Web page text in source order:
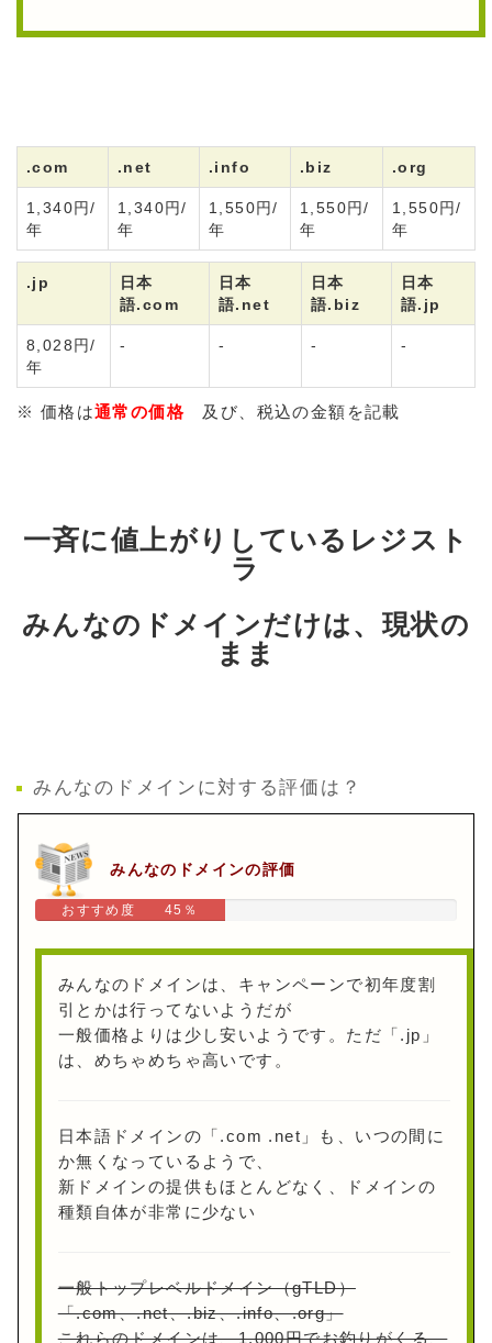
.com .net .info .biz .org
1,340円/
年
1,340円/
年
1,550円/
年
1,550円/
年
1,550円/
年
.jp
日本
語.com
日本
語.net
日本
語.biz
日本
語.jp
8,028円/
年
- - - -
※ 価格は通常の価格 及び、税込の金額を記載
一斉に値上がりしているレジスト
ラ
みんなのドメインだけは、現状の
まま
みんなのドメインに対する評価は？
みんなのドメインの評価
おすすめ度 45％
みんなのドメインは、キャンペーンで初年度割
引とかは行ってないようだが
一般価格よりは少し安いようです。ただ「.jp」
は、めちゃめちゃ高いです。
日本語ドメインの「.com .net」も、いつの間に
か無くなっているようで、
新ドメインの提供もほとんどなく、ドメインの
種類自体が非常に少ない
一般トップレベルドメイン（gTLD）
「.com、.net、.biz、.info、.org」
これらのドメインは、1,000円でお釣りがくる、